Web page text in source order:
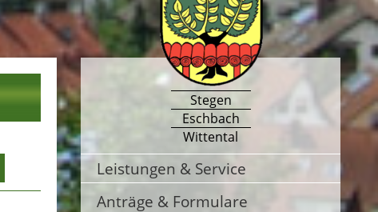
Stegen
Eschbach
Wittental
Leistungen & Service
Anträge & Formulare